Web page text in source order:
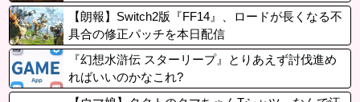
中）
【朗報】Switch2版『FF14』、ロードが長くなる不
具合の修正パッチを本日配信
『幻想水滸伝 スターリープ』とりあえず討伐進め
ればいいのかなこれ?